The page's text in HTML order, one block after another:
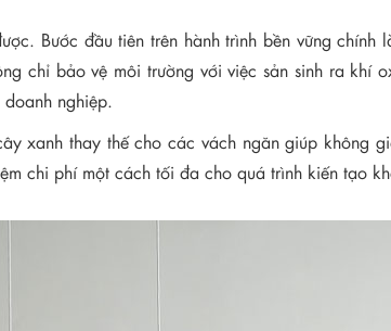
Bước đầu tiên trên hành trình bền vững
chỉ bảo vệ môi trường với việc sản sinh ra khí
nghiệp.
xanh thay thế cho các vách ngăn giúp không
chi phí một cách tối đa cho quá trình kiến tạo